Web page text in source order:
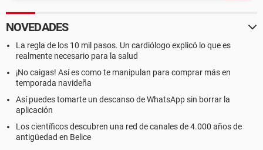
NOVEDADES
La regla de los 10 mil pasos. Un cardiólogo explicó lo que es
realmente necesario para la salud
¡No caigas! Así es como te manipulan para comprar más en
temporada navideña
Así puedes tomarte un descanso de WhatsApp sin borrar la
aplicación
Los científicos descubren una red de canales de 4.000 años de
antigüedad en Belice